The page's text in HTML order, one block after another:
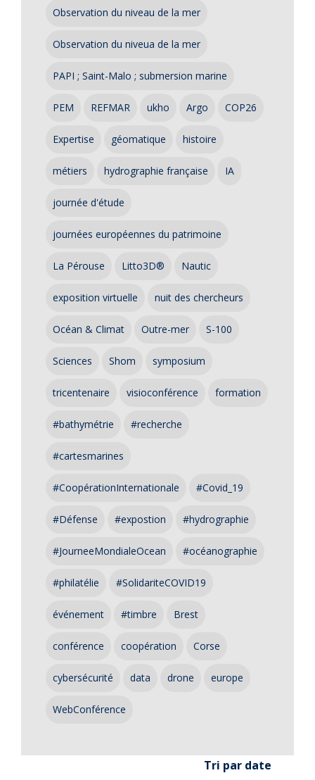
Observation du niveau de la mer
Observation du niveua de la mer
PAPI ; Saint-Malo ; submersion marine
PEM REFMAR ukho Argo COP26
Expertise géomatique histoire
métiers hydrographie française IA
journée d'étude
journées européennes du patrimoine
La Pérouse Litto3D® Nautic
exposition virtuelle nuit des chercheurs
Océan & Climat Outre-mer S-100
Sciences Shom symposium
tricentenaire visioconférence formation
#bathymétrie #recherche
#cartesmarines
#CoopérationInternationale #Covid_19
#Défense #expostion #hydrographie
#JourneeMondialeOcean #océanographie
#philatélie #SolidariteCOVID19
événement #timbre Brest
conférence coopération Corse
cybersécurité data drone europe
WebConférence
Tri par date